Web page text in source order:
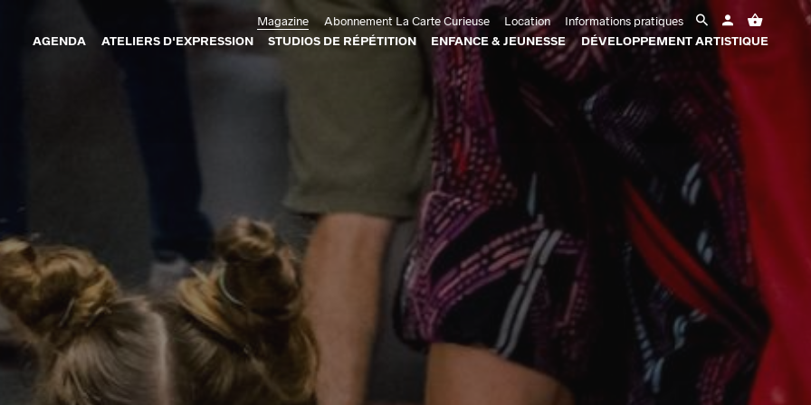
Aller au contenu principalMagazine Abonnement La Carte Curieuse Location
Informations pratiques
AGENDA
ATELIERS D'EXPRESSION STUDIOS DE RÉPÉTITION ENFANCE & JEUNESSE DÉVELOPPEMENT ARTISTIQUE